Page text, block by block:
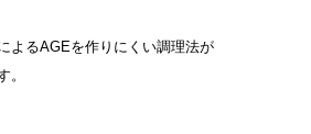
よるAGEを作りにくい調理法が
。